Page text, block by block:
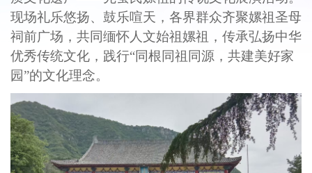
现场礼乐悠扬、鼓乐喧天，各界群众齐聚嫘祖圣母
祠前广场，共同缅怀人文始祖嫘祖，传承弘扬中华
优秀传统文化，践行“同根同祖同源，共建美好家
园”的文化理念。